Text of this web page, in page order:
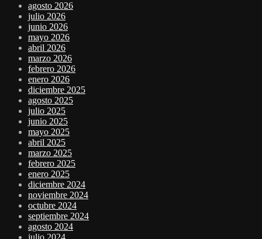
agosto 2026
julio 2026
junio 2026
mayo 2026
abril 2026
marzo 2026
febrero 2026
enero 2026
diciembre 2025
agosto 2025
julio 2025
junio 2025
mayo 2025
abril 2025
marzo 2025
febrero 2025
enero 2025
diciembre 2024
noviembre 2024
octubre 2024
septiembre 2024
agosto 2024